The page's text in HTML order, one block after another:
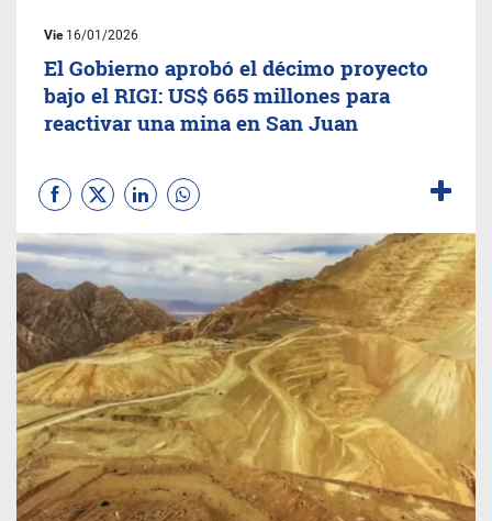
Vie16/01/2026
El Gobierno aprobó el décimo proyecto
bajo el RIGI: US$ 665 millones para
reactivar una mina en San Juan